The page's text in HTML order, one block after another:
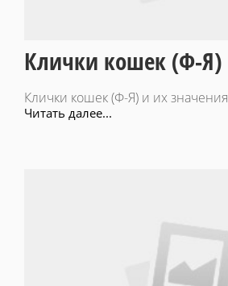
Клички кошек (Ф-Я)
Клички кошек (Ф-Я) и их значения
Читать далее...